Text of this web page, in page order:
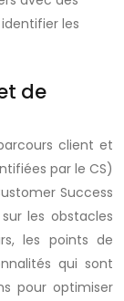
les
de
client et
par le CS)
Success
les obstacles
les points de
qui sont
pour optimiser